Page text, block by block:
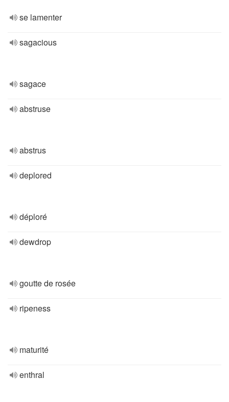
se lamenter
sagacious
sagace
abstruse
abstrus
deplored
déploré
dewdrop
goutte de rosée
ripeness
maturité
enthral